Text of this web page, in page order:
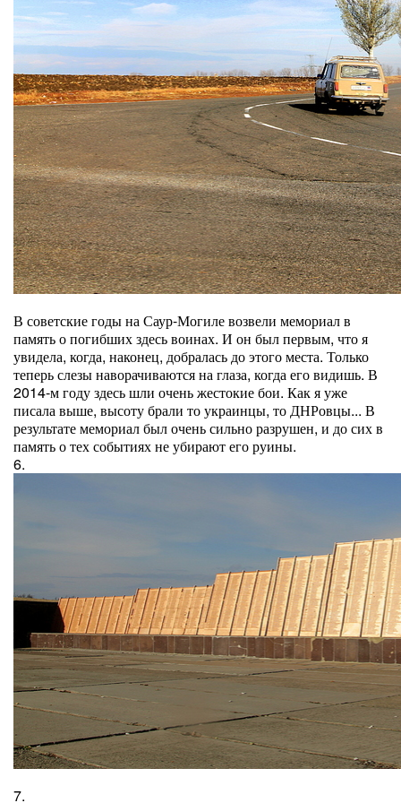
В советские годы на Саур-Могиле возвели мемориал в
память о погибших здесь воинах. И он был первым, что я
увидела, когда, наконец, добралась до этого места. Только
теперь слезы наворачиваются на глаза, когда его видишь. В
2014-м году здесь шли очень жестокие бои. Как я уже
писала выше, высоту брали то украинцы, то ДНРовцы... В
результате мемориал был очень сильно разрушен, и до сих в
память о тех событиях не убирают его руины.
6.
7.